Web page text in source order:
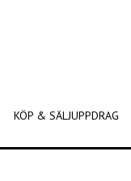
KÖP & SÄLJUPPDRAG